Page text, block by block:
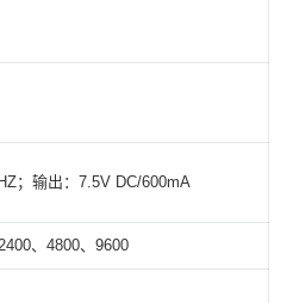
；输出：7.5V DC/600mA
、4800、9600